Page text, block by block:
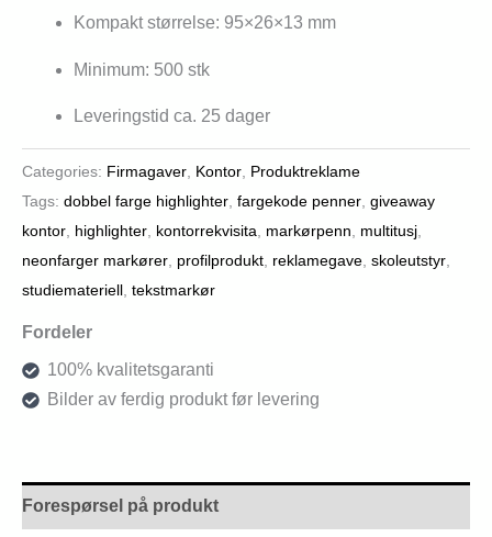
Kompakt størrelse: 95×26×13 mm
Minimum: 500 stk
Leveringstid ca. 25 dager
Categories: Firmagaver Kontor Produktreklame
Tags: dobbel farge highlighter fargekode penner giveaway
kontor highlighter kontorrekvisita markørpenn multitusj
neonfarger markører profilprodukt reklamegave skoleutstyr
studiemateriell tekstmarkør
Fordeler
100% kvalitetsgaranti
Bilder av ferdig produkt før levering
Forespørsel på produkt